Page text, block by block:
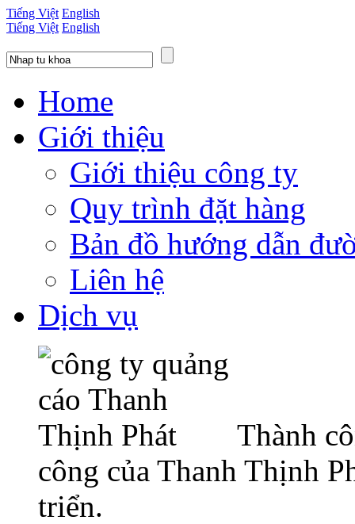
Tiếng Việt English
Tiếng Việt English
Home
Giới thiệu
Giới thiệu công ty
Quy trình đặt hàng
Bản đồ hướng dẫn
Liên hệ
Dịch vụ
Thành
công của Thanh Thịnh
triển.